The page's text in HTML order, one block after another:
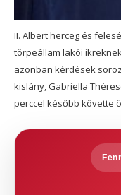
II. Albert herceg és
törpeállam lakói
azonban kérdések
kislány, Gabriella
perccel később követte